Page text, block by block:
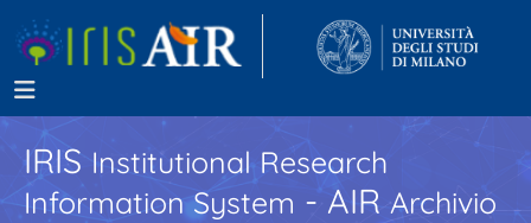
IRISInstitutional Research
Information System - AIR Archivio